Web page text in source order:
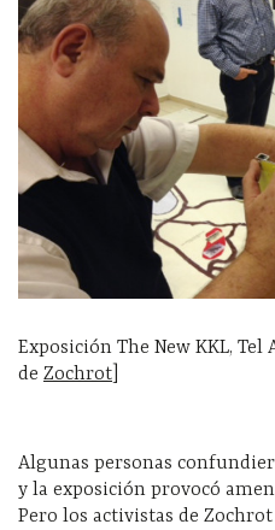
Exposición The New KKL, Tel
de Zochrot
Algunas personas
y la exposición provocó
Pero los activistas de